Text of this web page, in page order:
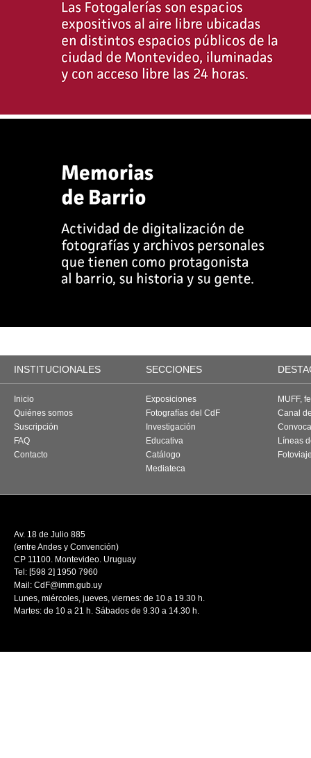
INSTITUCIONALES SECCIONES
Inicio
Quiénes somos
Suscripción
FAQ
Contacto
Exposiciones
Fotografías del CdF
Investigación
Educativa
Catálogo
Mediateca
MUFF,
Canal
Líneas
Av. 18 de Julio 885
(entre Andes y Convención)
CP 11100. Montevideo. Uruguay
Tel: [598 2] 1950 7960
Mail: CdF@imm.gub.uy
Lunes, miércoles, jueves, viernes: de 10 a 19.30 h.
Martes: de 10 a 21 h. Sábados de 9.30 a 14.30 h.